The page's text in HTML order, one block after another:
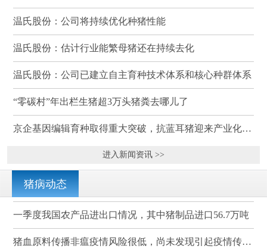
温氏股份：公司将持续优化种猪性能
温氏股份：估计行业能繁母猪还在持续去化
温氏股份：公司已建立自主育种技术体系和核心种群体系
“零碳村”年出栏生猪超3万头猪粪去哪儿了
京企基因编辑育种取得重大突破，抗蓝耳猪迎来产业化临界点
进入新闻资讯 >>
猪病动态
一季度我国农产品进出口情况，其中猪制品进口56.7万吨
猪血原料传播非瘟疫情风险很低，尚未发现引起疫情传播的案例